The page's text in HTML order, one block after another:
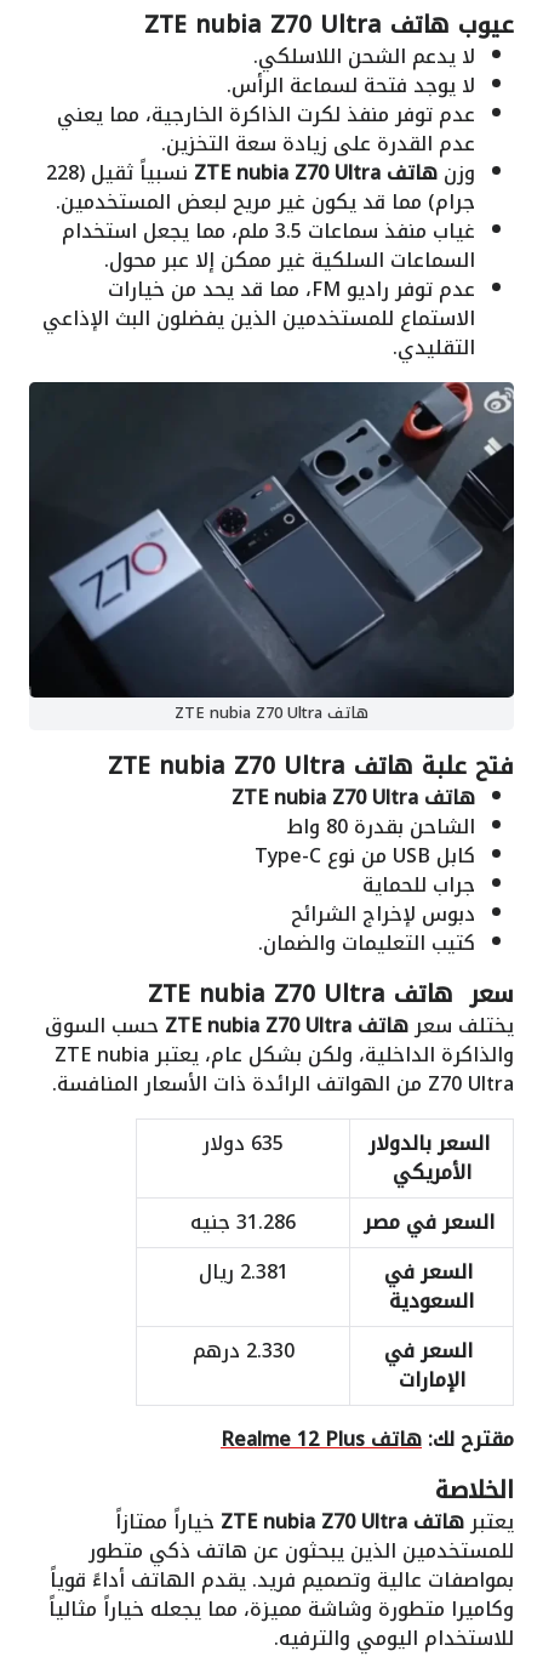
عيوب هاتف ZTE nubia Z70 Ultra
لا يدعم الشحن اللاسلكي.
لا يوجد فتحة لسماعة الرأس.
عدم توفر منفذ لكرت الذاكرة الخارجية، مما يعني
عدم القدرة على زيادة سعة التخزين.
وزنهاتف ZTE nubia Z70 Ultra نسبياً ثقيل (228
جرام) مما قد يكون غير مريح لبعض المستخدمين.
غياب منفذ سماعات 3.5 ملم، مما يجعل استخدام
السماعات السلكية غير ممكن إلا عبر محول.
عدم توفر راديو FM، مما قد يحد من خيارات
الاستماع للمستخدمين الذين يفضلون البث الإذاعي
التقليدي.
هاتف ZTE nubia Z70 Ultra
فتح علبة هاتف ZTE nubia Z70 Ultra
هاتف ZTE nubia Z70 Ultra
الشاحن بقدرة 80 واط
كابل USB من نوع Type-C
جراب للحماية
دبوس لإخراج الشرائح
كتيب التعليمات والضمان.
سعر هاتف ZTE nubia Z70 Ultra
يختلف سعرهاتف ZTE nubia Z70 Ultra حسب السوق
والذاكرة الداخلية، ولكن بشكل عام، يعتبر ZTE nubia
Z70 Ultra من الهواتف الرائدة ذات الأسعار المنافسة.
السعر بالدولار
الأمريكي
635 دولار
السعر في مصر
31.286 جنيه
السعر في
السعودية
2.381 ريال
السعر في
الإمارات
2.330 درهم
مقترح لك:هاتف Realme 12 Plus
الخلاصة
يعتبرهاتف ZTE nubia Z70 Ultra خياراً ممتازاً
للمستخدمين الذين يبحثون عن هاتف ذكي متطور
بمواصفات عالية وتصميم فريد. يقدم الهاتف أداءً قوياً
وكاميرا متطورة وشاشة مميزة، مما يجعله خياراً مثالياً
للاستخدام اليومي والترفيه.